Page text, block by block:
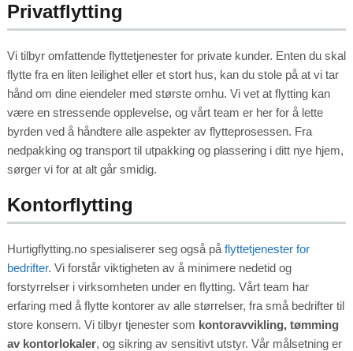
Privatflytting
Vi tilbyr omfattende flyttetjenester for private kunder. Enten du skal
flytte fra en liten leilighet eller et stort hus, kan du stole på at vi tar
hånd om dine eiendeler med største omhu. Vi vet at flytting kan
være en stressende opplevelse, og vårt team er her for å lette
byrden ved å håndtere alle aspekter av flytteprosessen. Fra
nedpakking og transport til utpakking og plassering i ditt nye hjem,
sørger vi for at alt går smidig.
Kontorflytting
Hurtigflytting.no spesialiserer seg også på flyttetjenester for
bedrifter. Vi forstår viktigheten av å minimere nedetid og
forstyrrelser i virksomheten under en flytting. Vårt team har
erfaring med å flytte kontorer av alle størrelser, fra små bedrifter til
store konsern. Vi tilbyr tjenester som kontoravvikling, tømming
av kontorlokaler, og sikring av sensitivt utstyr. Vår målsetning er